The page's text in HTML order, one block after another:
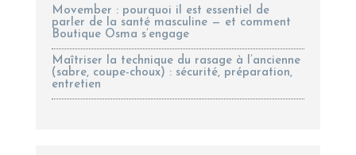
Movember : pourquoi il est essentiel de
parler de la santé masculine — et comment
Boutique Osma s’engage
Maîtriser la technique du rasage à l’ancienne
(sabre, coupe-choux) : sécurité, préparation,
entretien